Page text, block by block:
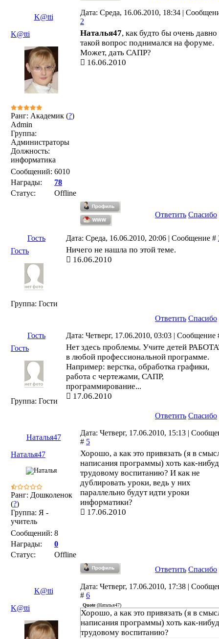
K@tti
Дата: Среда, 16.06.2010, 18:34 |
2
K@tti
Ранг: Академик (?)
Admin
Группа:
Администраторы
Должность:
информатика
Сообщений: 6010
Награды:
78
Статус:
Offline
Наталья47, как будто бы очень давно
такой вопрос поднимался на форуме.
Может, дать САПР?
16.06.2010
Ответить Спасибо
Гость Дата: Среда, 16.06.2010, 20:06 | Сообщение #
Гость
Группа: Гости
Ничего не нашла по этой теме.
16.06.2010
Ответить Спасибо
Гость
Дата: Четверг, 17.06.2010, 03:03 | Сообщение
Гость
Группа: Гости
Нет здесь проблемы. Учите детей
в любой профессиональной программе.
Например: верстка, обработка графики,
работа с чертежами, САПР,
программирование...
17.06.2010
Ответить Спасибо
Наталья47
Дата: Четверг, 17.06.2010, 15:13 |
# 5
Наталья47
Ранг: Дошколенок
(?)
Группа: Я -
учитель
Сообщений: 8
Награды:
0
Статус:
Offline
Хорошо, а как это привязать (я в
написания программы) хоть как-
трудовому воспитанию? И как не
дублировать уроки, ведь у них
параллельно будут идти уроки
информатики?
17.06.2010
Ответить Спасибо
K@tti
Дата: Четверг, 17.06.2010, 17:38 |
# 6
K@tti
Quote(Наталья47)
Хорошо, а как это привязать (я в
написания программы) хоть как-
трудовому воспитанию?